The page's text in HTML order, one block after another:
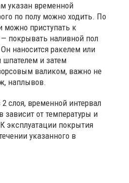
указан временной
по полу можно ходить. По
можно приступать к
покрывать наливной пол
наносится ракелем или
и затем
валиком, важно не
наплывов.
слоя, временной интервал
от температуры и
эксплуатации покрытия
указанного в